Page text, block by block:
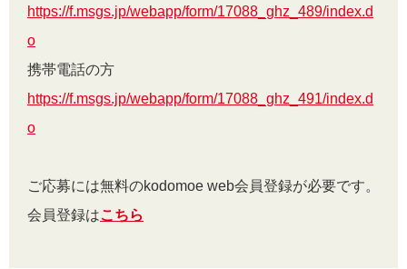
https://f.msgs.jp/webapp/form/17088_ghz_489/index.d
o
携帯電話の方
https://f.msgs.jp/webapp/form/17088_ghz_491/index.d
o
ご応募には無料のkodomoe web会員登録が必要です。
会員登録はこちら